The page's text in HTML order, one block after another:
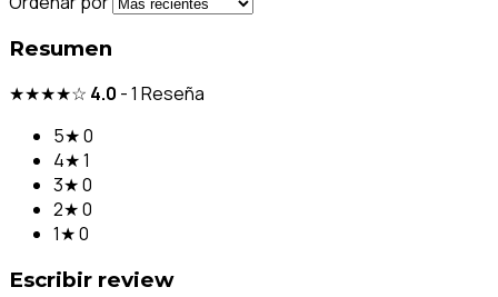
Resumen
★★★★☆ 4.0 -1 Reseña
5★0
4★1
3★0
2★0
1★0
Escribir review